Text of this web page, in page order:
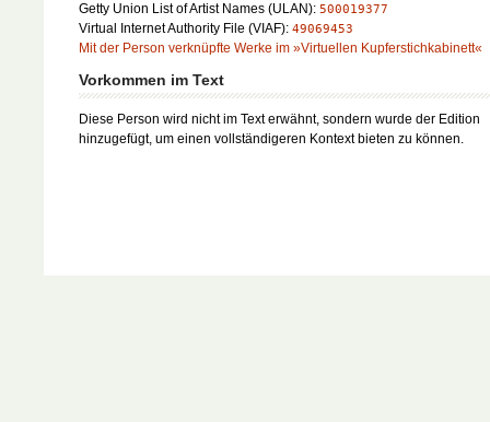
Getty Union List of Artist Names (ULAN): 500019377
Virtual Internet Authority File (VIAF): 49069453
Mit der Person verknüpfte Werke im »Virtuellen Kupferstichkabinett«
Vorkommen im Text
Diese Person wird nicht im Text erwähnt, sondern wurde der Edition
hinzugefügt, um einen vollständigeren Kontext bieten zu können.